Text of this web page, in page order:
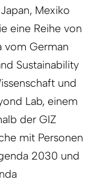
Mexiko
eine Reihe von
vom German
Sustainability
und
Lab, einem
der GIZ
mit Personen
2030 und